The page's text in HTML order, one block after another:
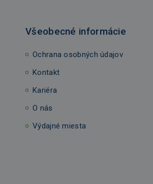
Všeobecné informácie
Ochrana osobných údajov
Kontakt
Kariéra
O nás
Výdajné miesta